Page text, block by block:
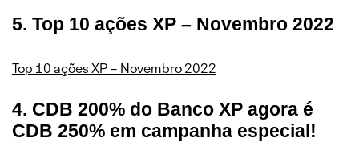
5. Top 10 ações XP – Novembro 2022
Top 10 ações XP – Novembro 2022
4. CDB 200% do Banco XP agora é
CDB 250% em campanha especial!